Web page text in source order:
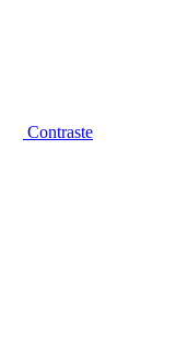
Contraste